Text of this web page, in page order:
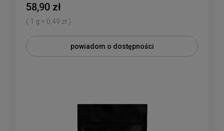
58,90 zł
( 1 g = 0,49 zł )
powiadom o dostępności